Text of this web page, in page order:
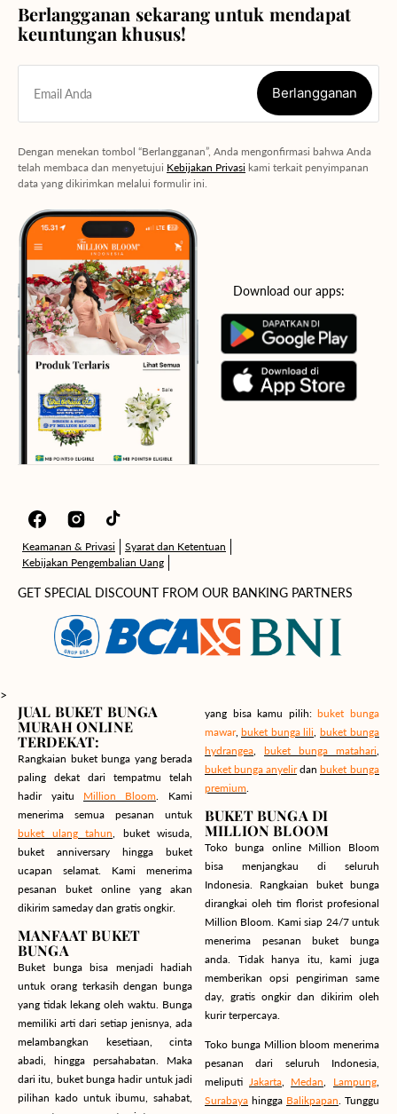
Berlangganan sekarang untuk mendapat
keuntungan khusus!
Email Anda Berlangganan
Dengan menekan tombol “Berlangganan”, Anda mengonfirmasi bahwa Anda
telah membaca dan menyetujui Kebijakan Privasi kami terkait penyimpanan
data yang dikirimkan melalui formulir ini.
Download our apps:
FacebookInstagramTikTok
Keamanan & Privasi
Syarat dan Ketentuan
Kebijakan Pengembalian Uang
GET SPECIAL DISCOUNT FROM OUR BANKING PARTNERS
>
JUAL BUKET BUNGA
MURAH ONLINE
TERDEKAT:
Rangkaian buket bunga yang berada
paling dekat dari tempatmu telah
hadir yaitu Million Bloom. Kami
menerima semua pesanan untuk
buket ulang tahun, buket wisuda,
buket anniversary hingga buket
ucapan selamat. Kami menerima
pesanan buket online yang akan
dikirim sameday dan gratis ongkir.
MANFAAT BUKET
BUNGA
Buket bunga bisa menjadi hadiah
untuk orang terkasih dengan bunga
yang tidak lekang oleh waktu. Bunga
memiliki arti dari setiap jenisnya, ada
melambangkan kesetiaan, cinta
abadi, hingga persahabatan. Maka
dari itu, buket bunga hadir untuk jadi
pilihan kado untuk ibumu, sahabat,
yang bisa kamu pilih: buket bunga
mawar, buket bunga lili, buket bunga
hydrangea, buket bunga matahari,
buket bunga anyelirdan buket bunga
premium.
BUKET BUNGA DI
MILLION BLOOM
Toko bunga online Million Bloom
bisa menjangkau di seluruh
Indonesia. Rangkaian buket bunga
dirangkai oleh tim florist profesional
Million Bloom. Kami siap 24/7 untuk
menerima pesanan buket bunga
anda. Tidak hanya itu, kami juga
memberikan opsi pengiriman same
day, gratis ongkir dan dikirim oleh
kurir terpercaya.
Toko bunga Million bloom menerima
pesanan dari seluruh Indonesia,
meliputi Jakarta, Medan, Lampung,
Surabaya hingga Balikpapan. Tunggu